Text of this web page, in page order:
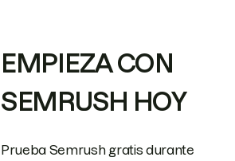
EMPIEZA CON
SEMRUSH HOY
Prueba Semrush gratis durante